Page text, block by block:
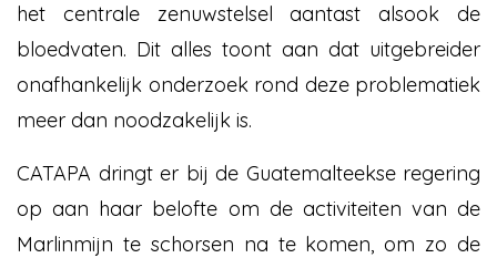
het centrale zenuwstelsel aantast alsook de
bloedvaten. Dit alles toont aan dat uitgebreider
onafhankelijk onderzoek rond deze problematiek
meer dan noodzakelijk is.
CATAPA dringt er bij de Guatemalteekse regering
op aan haar belofte om de activiteiten van de
Marlinmijn te schorsen na te komen, om zo de